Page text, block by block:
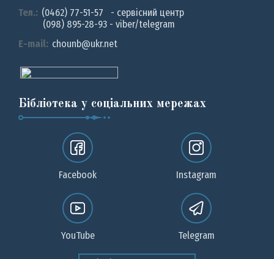
Тел.: (0462) 77-51-57 - сервісний центр
(098) 895-28-93 - viber/telegram
E-mail: chounb@ukr.net
Бібліотека у соціальних мережах
Facebook Instagram
YouTube Telegram